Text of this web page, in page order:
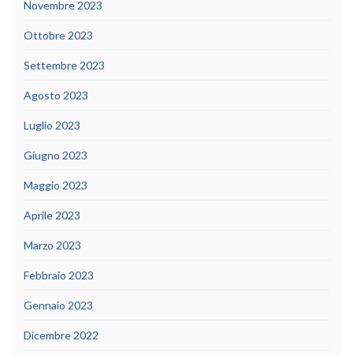
Novembre 2023
Ottobre 2023
Settembre 2023
Agosto 2023
Luglio 2023
Giugno 2023
Maggio 2023
Aprile 2023
Marzo 2023
Febbraio 2023
Gennaio 2023
Dicembre 2022